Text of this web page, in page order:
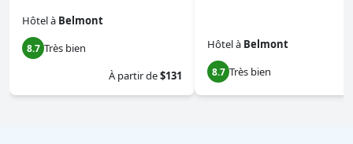
Hôtelà Belmont
8.7 Très bien
À partir de$131
Hôtelà Belmont
8.7 Très bien